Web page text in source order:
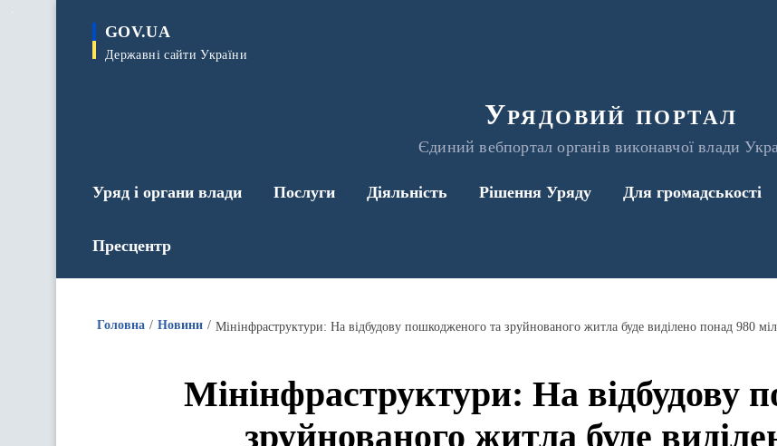
GOV.UA
Державні сайти України
Урядовий портал
Єдиний вебпортал органів виконавчої влади
Уряд і органи влади Послуги Діяльність Рішення Уряду Для громадськості
Пресцентр
Головна Новини Мінінфраструктури: На відбудову пошкодженого та зруйнованого житла буде виділено понад 980
Мінінфраструктури: На відбудову
зруйнованого житла буде